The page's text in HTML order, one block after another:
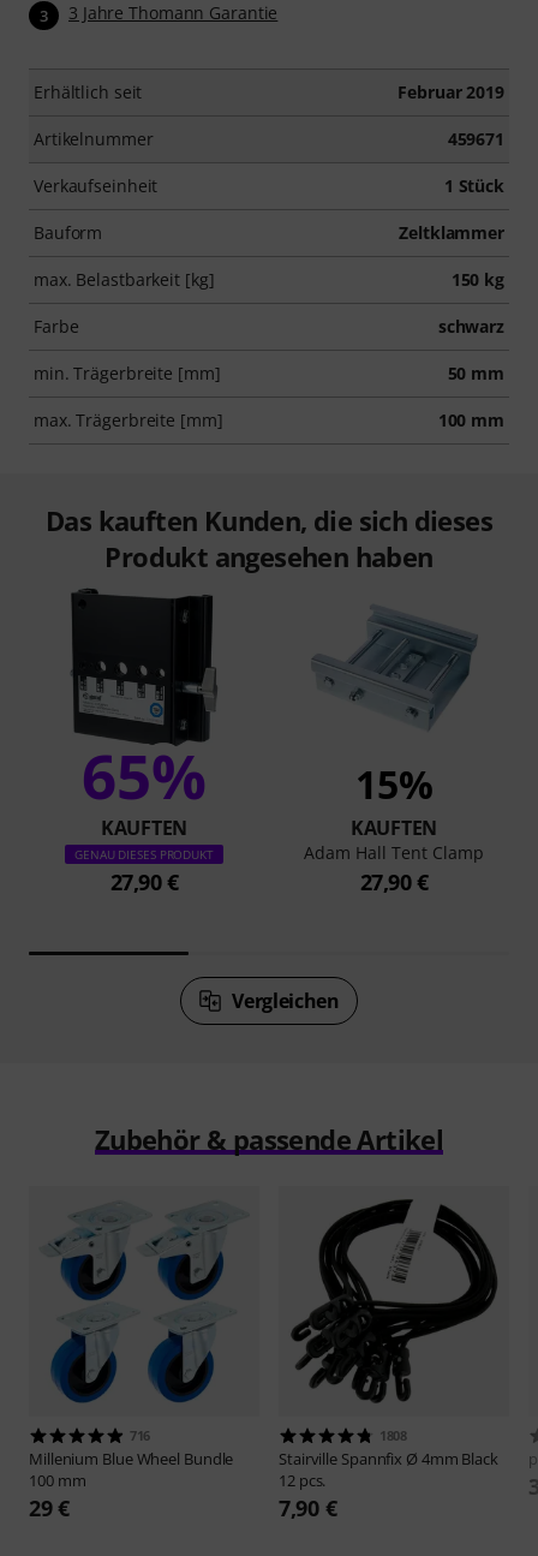
3 3 Jahre Thomann Garantie
Erhältlich seit Februar 2019
Artikelnummer 459671
Verkaufseinheit 1 Stück
Bauform Zeltklammer
max. Belastbarkeit [kg] 150 kg
Farbe schwarz
min. Trägerbreite [mm] 50 mm
max. Trägerbreite [mm] 100 mm
Das kauften Kunden, die sich dieses
Produkt angesehen haben
65%
KAUFTEN
GENAU DIESES PRODUKT
27,90 €
15%
KAUFTEN
Adam Hall Tent Clamp
27,90 €
Vergleichen
Zubehör & passende Artikel
716
Millenium Blue Wheel Bundle
100 mm
29 €
1808
Stairville Spannfix Ø 4mm Black
12 pcs.
7,90 €